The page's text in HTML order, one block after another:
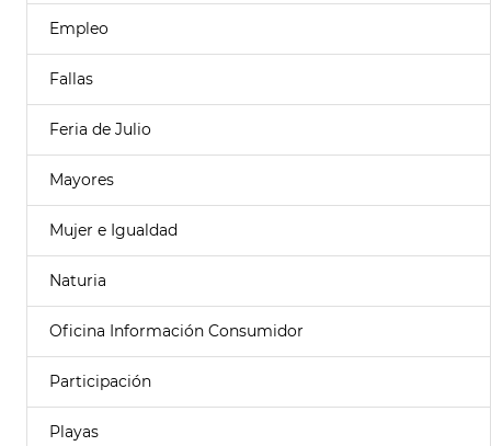
Empleo
Fallas
Feria de Julio
Mayores
Mujer e Igualdad
Naturia
Oficina Información Consumidor
Participación
Playas